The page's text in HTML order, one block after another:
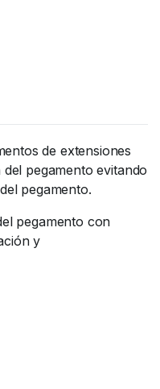
de extensiones
pegamento evitando
pegamento.
pegamento con
y